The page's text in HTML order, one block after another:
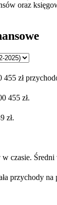
oraz
455 zł
455 zł.
zł.
czasie. Średni
przychody na